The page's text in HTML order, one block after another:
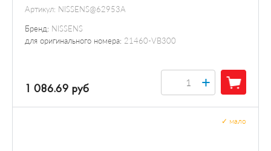
Артикул: NISSENS@62953A
Бренд: NISSENS
для оригинального номера: 21460-VB300
1 086.69 руб +
мало